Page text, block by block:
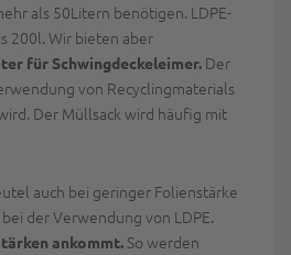
als 50Litern benötigen. LDPE-
200l. Wir bieten aber
für Schwingdeckeleimer. Der
von Recyclingmaterials
Der Müllsack wird häufig mit
auch bei geringer Folienstärke
der Verwendung von LDPE.
ankommt. So werden